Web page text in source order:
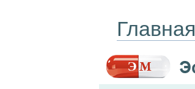
Главная